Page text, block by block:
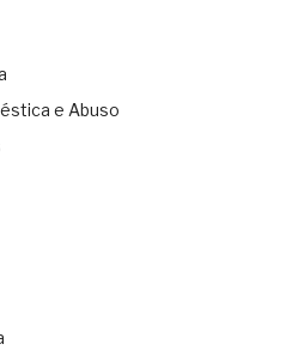
e Abuso